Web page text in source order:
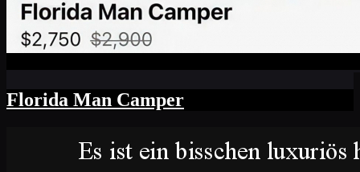
Florida Man Camper